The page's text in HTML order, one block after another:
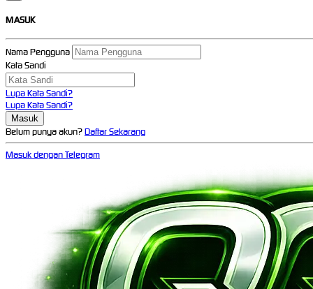
MASUK
Nama Pengguna
Kata Sandi
Lupa Kata Sandi?
Lupa Kata Sandi?
Belum punya akun?Daftar Sekarang
Masuk dengan Telegram